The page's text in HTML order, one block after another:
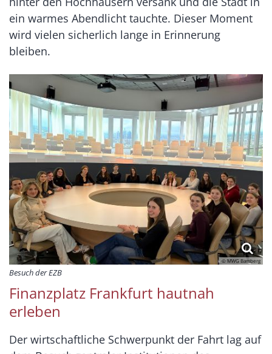
ein warmes Abendlicht tauchte. Dieser Moment
wird vielen sicherlich lange in Erinnerung
bleiben.
© MWG Bamberg
Besuch der EZB
Finanzplatz Frankfurt hautnah
erleben
Der wirtschaftliche Schwerpunkt der Fahrt lag auf